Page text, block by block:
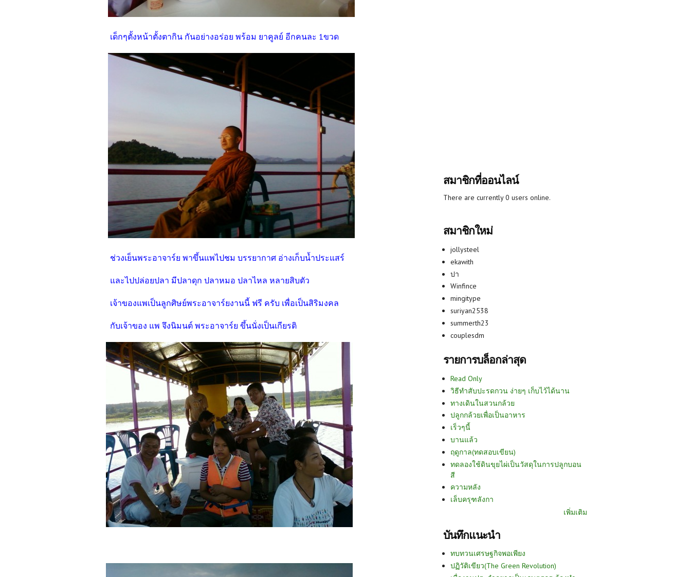
เด็กๆตั้งหน้าตั้งตากิน กันอย่างอร่อย พร้อม ยาคูลย์ อีกคนละ 1ขวด
ช่วงเย็นพระอาจาร์ย พาขึ้นแพไปชม บรรยากาศ อ่างเก็บน้ำประแสร์
และไปปล่อยปลา มีปลาดุก ปลาหมอ ปลาไหล หลายสิบตัว
เจ้าของแพเป็นลูกศิษย์พระอาจาร์ยงานนี้ ฟรี ครับ เพื่อเป็นสิริมงคล
กับเจ้าของ แพ จึงนิมนต์ พระอาจาร์ย ขึ้นนั่งเป็นเกียรติ
สมาชิกที่ออนไลน์
There are currently 0 users online.
สมาชิกใหม่
jollysteel
ekawith
ปา
Winfince
mingitype
suriyan2538
summerth23
couplesdm
รายการบล็อกล่าสุด
Read Only
วิธีทำสับปะรดกวน ง่ายๆ เก็บไว้ได้นาน
ทางเดินในสวนกล้วย
ปลูกกล้วยเพื่อเป็นอาหาร
เร็วๆนี้
บานแล้ว
ฤดูกาล(ทดสอบเขียน)
ทดลองใช้ดินขุยไผ่เป็นวัสดุในการปลูกบอน
สี
ความหลัง
เล็บครุฑลังกา
เพิ่มเติม
บันทึกแนะนำ
ทบทวนเศรษฐกิจพอเพียง
ปฏิวัติเขียว(The Green Revolution)